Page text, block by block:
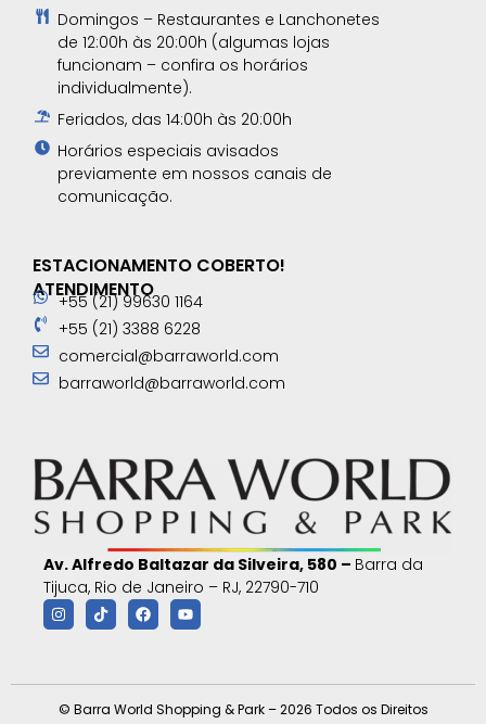
Domingos – Restaurantes e Lanchonetes
de 12:00h às 20:00h (algumas lojas
funcionam – confira os horários
individualmente).
Feriados, das 14:00h às 20:00h
Horários especiais avisados
previamente em nossos canais de
comunicação.​
ESTACIONAMENTO COBERTO!
ATENDIMENTO
+55 (21) 99630 1164
+55 (21) 3388 6228
comercial@barraworld.com
barraworld@barraworld.com
Av. Alfredo Baltazar da Silveira, 580 – Barra da
Tijuca, Rio de Janeiro – RJ, 22790-710
© Barra World Shopping & Park – 2026 Todos os Direitos